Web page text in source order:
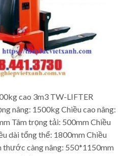
cao 3m3 TW-LIFTER
nâng: 1500kg Chiều cao nâng:
Tâm trọng tải: 500mm Chiều
dài tổng thể: 1800mm Chiều
thước càng nâng: 550*1150mm